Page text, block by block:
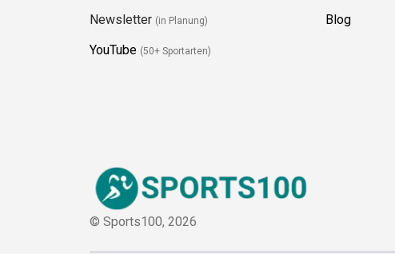
Newsletter (in Planung)
YouTube (50+ Sportarten)
Blog
© Sports100, 2026